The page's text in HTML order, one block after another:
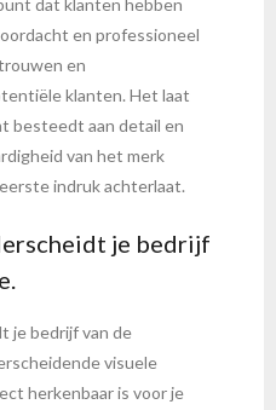
en professioneel
en
klanten. Het laat
besteedt aan detail en
van het merk
indruk achterlaat.
je bedrijf
je bedrijf van de
visuele
herkenbaar is voor je